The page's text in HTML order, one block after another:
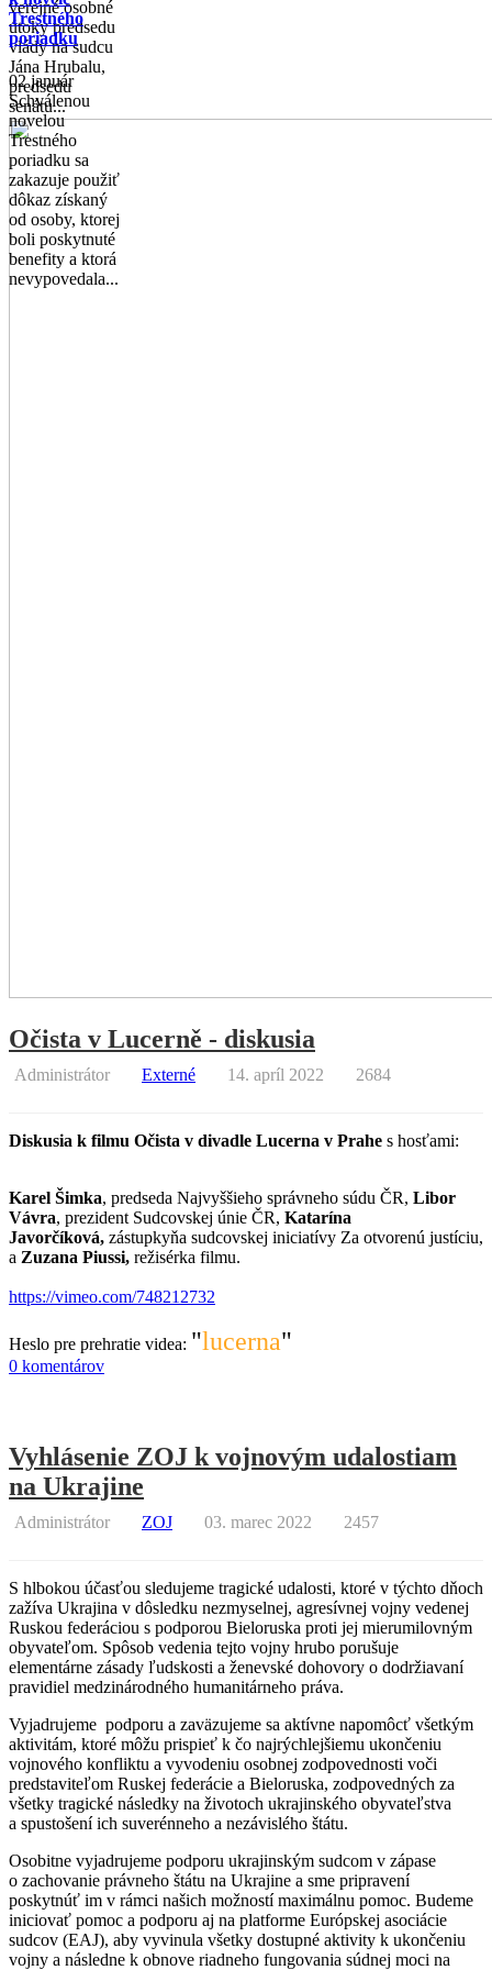
verejné osobné
útoky predsedu
vlády na sudcu
Jána Hrubalu,
predsedu
senátu...
Trestného
poriadku
02 január
Schválenou
novelou
Trestného
poriadku sa
zakazuje použiť
dôkaz získaný
od osoby, ktorej
boli poskytnuté
benefity a ktorá
nevypovedala...
Očista v Lucerně - diskusia
Administrátor Externé 14. apríl 2022 2684
Diskusia k filmu Očista v divadle Lucerna v Prahe s hosťami:
Karel Šimka, predseda Najvyššieho správneho súdu ČR, Libor
Vávra, prezident Sudcovskej únie ČR, Katarína
Javorčíková, zástupkyňa sudcovskej iniciatívy Za otvorenú justíciu,
a Zuzana Piussi, režisérka filmu.
https://vimeo.com/748212732
Heslo pre prehratie videa: "lucerna"
0 komentárov
Vyhlásenie ZOJ k vojnovým udalostiam
na Ukrajine
Administrátor ZOJ 03. marec 2022 2457
S hlbokou účasťou sledujeme tragické udalosti, ktoré v týchto dňoch
zažíva Ukrajina v dôsledku nezmyselnej, agresívnej vojny vedenej
Ruskou federáciou s podporou Bieloruska proti jej mierumilovným
obyvateľom. Spôsob vedenia tejto vojny hrubo porušuje
elementárne zásady ľudskosti a ženevské dohovory o dodržiavaní
pravidiel medzinárodného humanitárneho práva.
Vyjadrujeme podporu a zaväzujeme sa aktívne napomôcť všetkým
aktivitám, ktoré môžu prispieť k čo najrýchlejšiemu ukončeniu
vojnového konfliktu a vyvodeniu osobnej zodpovednosti voči
predstaviteľom Ruskej federácie a Bieloruska, zodpovedných za
všetky tragické následky na životoch ukrajinského obyvateľstva
a spustošení ich suverénneho a nezávislého štátu.
Osobitne vyjadrujeme podporu ukrajinským sudcom v zápase
o zachovanie právneho štátu na Ukrajine a sme pripravení
poskytnúť im v rámci našich možností maximálnu pomoc. Budeme
iniciovať pomoc a podporu aj na platforme Európskej asociácie
sudcov (EAJ), aby vyvinula všetky dostupné aktivity k ukončeniu
vojny a následne k obnove riadneho fungovania súdnej moci na